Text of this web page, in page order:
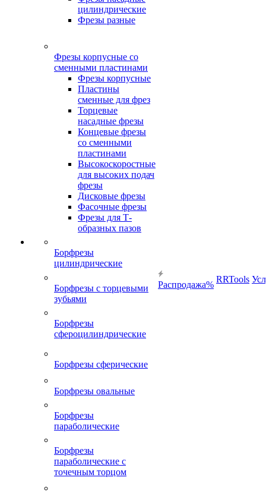
цилиндрические
Фрезы разные
Фрезы корпусные со
сменными пластинами
Фрезы корпусные
Пластины
сменные для фрез
Торцевые
насадные фрезы
Концевые фрезы
со сменными
пластинами
Высокоскоростные
для высоких подач
фрезы
Дисковые фрезы
Фасочные фрезы
Фрезы для Т-
образных пазов
Борфрезы
цилиндрические
Борфрезы с торцевыми
зубьями
Борфрезы
сфероцилиндрические
Борфрезы сферические
Борфрезы овальные
Борфрезы
параболические
Борфрезы
параболические с
точечным торцом
Распродажа%
RRTools